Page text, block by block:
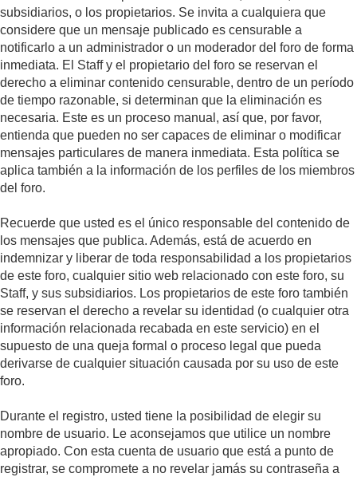
subsidiarios, o los propietarios. Se invita a cualquiera que
considere que un mensaje publicado es censurable a
notificarlo a un administrador o un moderador del foro de forma
inmediata. El Staff y el propietario del foro se reservan el
derecho a eliminar contenido censurable, dentro de un período
de tiempo razonable, si determinan que la eliminación es
necesaria. Este es un proceso manual, así que, por favor,
entienda que pueden no ser capaces de eliminar o modificar
mensajes particulares de manera inmediata. Esta política se
aplica también a la información de los perfiles de los miembros
del foro.
Recuerde que usted es el único responsable del contenido de
los mensajes que publica. Además, está de acuerdo en
indemnizar y liberar de toda responsabilidad a los propietarios
de este foro, cualquier sitio web relacionado con este foro, su
Staff, y sus subsidiarios. Los propietarios de este foro también
se reservan el derecho a revelar su identidad (o cualquier otra
información relacionada recabada en este servicio) en el
supuesto de una queja formal o proceso legal que pueda
derivarse de cualquier situación causada por su uso de este
foro.
Durante el registro, usted tiene la posibilidad de elegir su
nombre de usuario. Le aconsejamos que utilice un nombre
apropiado. Con esta cuenta de usuario que está a punto de
registrar, se compromete a no revelar jamás su contraseña a